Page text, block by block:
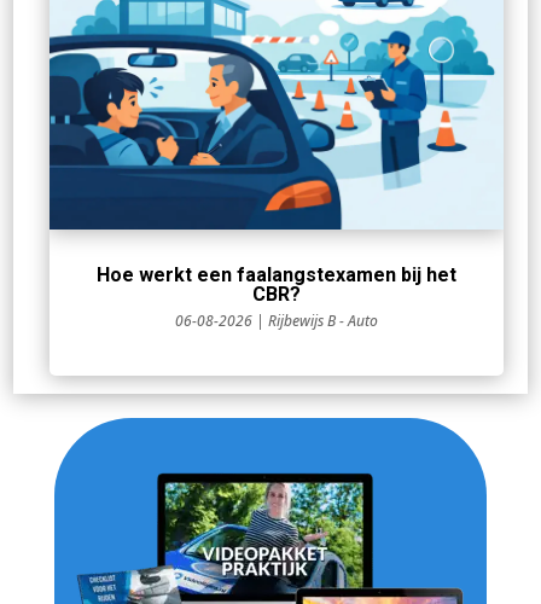
Hoe werkt een faalangstexamen bij het
CBR?
06-08-2026 | Rijbewijs B - Auto